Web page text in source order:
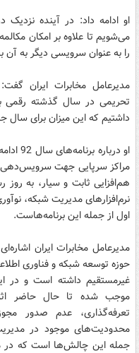
او ادامه داد: در آینده
می‌شویم تا علاوه بر امکان
را به عنوان سرویسی دیگر به آن
مدیرعامل مخابرات ایران
داشتیم که این میزان برای سال
او
مراکز سرپایی جهت سرویس‌دهی
هم‌افزایی ثابت و سیار، به روز
نرم‌افزارهای مدیریت شبکه،
اول از جمله این برنامه‌هاست.
مدیرعامل مخابرات ایران
حوزه توسعه شبکه و فناوری
غیرمستقیم داشته است و در
موجب شده تا حال حاضر
تعرفه‌گذاری، عدم صدور
محدودیت‌های موجود در
جمله این چالش‌ها است که در